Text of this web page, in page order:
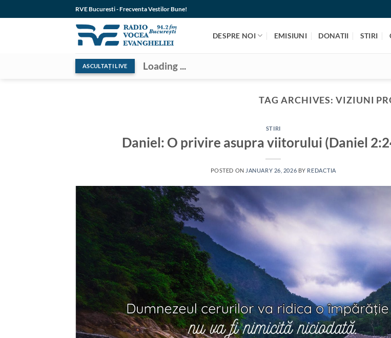
to
RVE Bucuresti - Frecventa Vestilor Bune!
DESPRE NOI EMISIUNI DONATII STIRI
ASCULTAȚI LIVE Loading ...
TAG ARCHIVES:VIZIUNI
STIRI
Daniel: O privire asupra viitorului (Daniel
POSTED ON JANUARY 26, 2026 BY REDACTIA